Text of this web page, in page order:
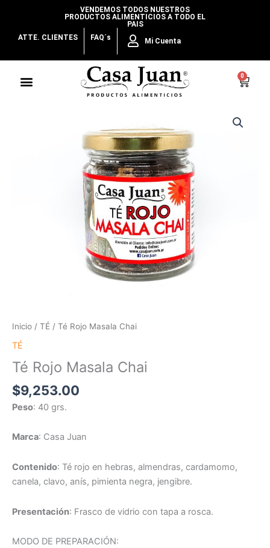
contenido
VENDEMOS TODOS NUESTROS
PRODUCTOS ALIMENTICIOS A TODO EL
PAIS
ATTE. CLIENTES
FAQ´s Mi Cuenta
Menu 0
Cart
Inicio / TÉ / Té Rojo Masala Chai
TÉ
Té Rojo Masala Chai
$9,253.00
Peso: 40 grs.
Marca: Casa Juan
Contenido: Té rojo en hebras, almendras, cardamomo,
canela, clavo, anís, pimienta negra, jengibre.
Presentación: Frasco de vidrio con tapa a rosca.
MODO DE PREPARACIÓN: